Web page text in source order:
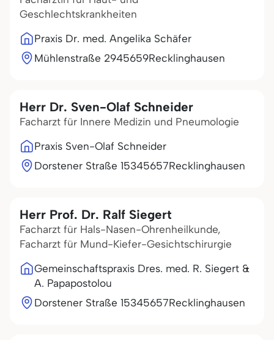
Geschlechtskrankheiten
Praxis Dr. med. Angelika Schäfer
Mühlenstraße 2945659Recklinghausen
Herr Dr. Sven-Olaf Schneider
Facharzt für Innere Medizin und Pneumologie
Praxis Sven-Olaf Schneider
Dorstener Straße 15345657Recklinghausen
Herr Prof. Dr. Ralf Siegert
Facharzt für Hals-Nasen-Ohrenheilkunde,
Facharzt für Mund-Kiefer-Gesichtschirurgie
Gemeinschaftspraxis Dres. med. R. Siegert &
A. Papapostolou
Dorstener Straße 15345657Recklinghausen